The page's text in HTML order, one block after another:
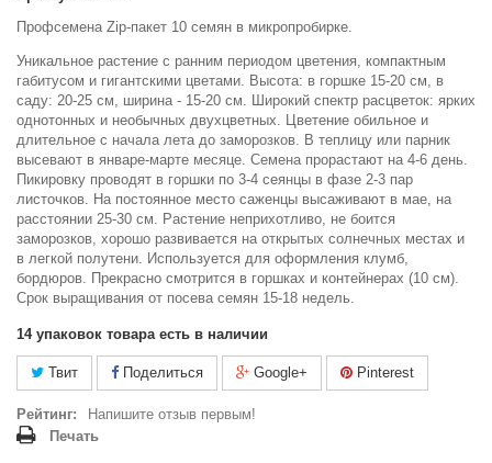
Профсемена Zip-пакет 10 семян в микропробирке.
Уникальное растение с ранним периодом цветения, компактным
габитусом и гигантскими цветами. Высота: в горшке 15-20 см, в
саду: 20-25 см, ширина - 15-20 см. Широкий спектр расцветок: ярких
однотонных и необычных двухцветных. Цветение обильное и
длительное с начала лета до заморозков. В теплицу или парник
высевают в январе-марте месяце. Семена прорастают на 4-6 день.
Пикировку проводят в горшки по 3-4 сеянцы в фазе 2-3 пар
листочков. На постоянное место саженцы высаживают в мае, на
расстоянии 25-30 см. Растение неприхотливо, не боится
заморозков, хорошо развивается на открытых солнечных местах и
в легкой полутени. Используется для оформления клумб,
бордюров. Прекрасно смотрится в горшках и контейнерах (10 см).
Срок выращивания от посева семян 15-18 недель.
14 упаковок товара есть в наличии
Твит Поделиться Google+ Pinterest
Рейтинг:
Напишите отзыв первым!
Печать